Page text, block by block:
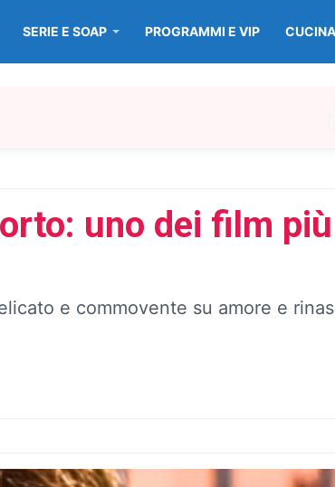
SERIE E SOAP PROGRAMMI E VIP CUCINA
uno dei film più
e commovente su amore e